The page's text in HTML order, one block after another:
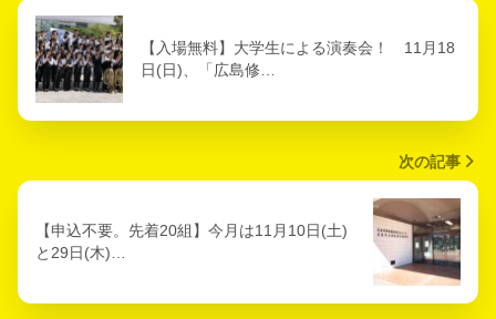
【入場無料】大学生による演奏会！ 11月18
日(日)、「広島修…
次の記事
【申込不要。先着20組】今月は11月10日(土)
と29日(木)…